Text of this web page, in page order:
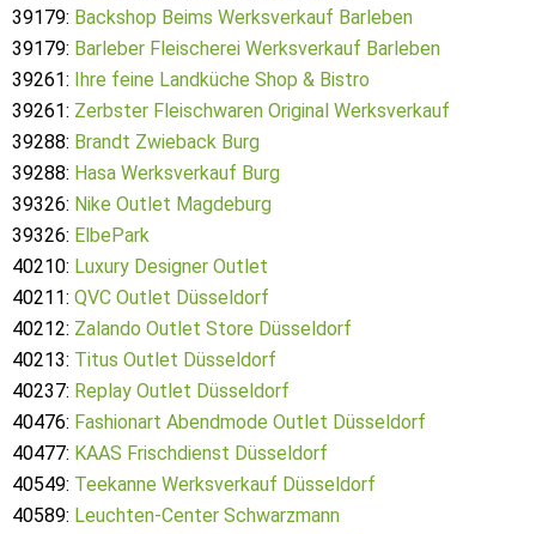
39179: Backshop Beims Werksverkauf Barleben
39179: Barleber Fleischerei Werksverkauf Barleben
39261: Ihre feine Landküche Shop & Bistro
39261: Zerbster Fleischwaren Original Werksverkauf
39288: Brandt Zwieback Burg
39288: Hasa Werksverkauf Burg
39326: Nike Outlet Magdeburg
39326: ElbePark
40210: Luxury Designer Outlet
40211: QVC Outlet Düsseldorf
40212: Zalando Outlet Store Düsseldorf
40213: Titus Outlet Düsseldorf
40237: Replay Outlet Düsseldorf
40476: Fashionart Abendmode Outlet Düsseldorf
40477: KAAS Frischdienst Düsseldorf
40549: Teekanne Werksverkauf Düsseldorf
40589: Leuchten-Center Schwarzmann